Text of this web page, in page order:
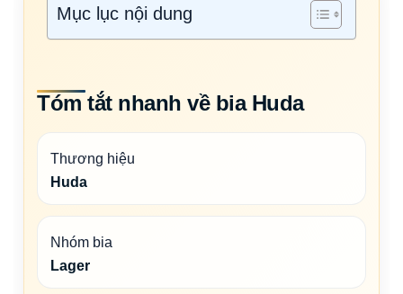
Mục lục nội dung
Tóm tắt nhanh về bia Huda
Thương hiệu
Huda
Nhóm bia
Lager